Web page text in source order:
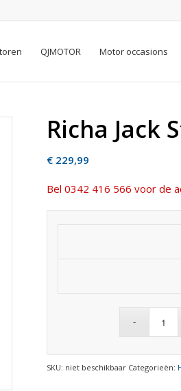
QJMOTOR Motor occasions
Richa Jack
€ 229,99
Bel 0342 416 566 voor de
SKU: niet beschikbaar Categorieën: